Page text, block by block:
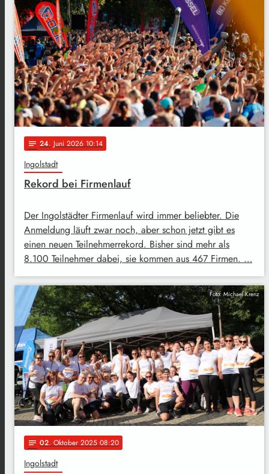
notes 24. Juni 2026 10:14
Ingolstadt
Rekord bei Firmenlauf
Der Ingolstädter Firmenlauf wird immer beliebter. Die
Anmeldung läuft zwar noch, aber schon jetzt gibt es
einen neuen Teilnehmerrekord. Bisher sind mehr als
8.100 Teilnehmer dabei, sie kommen aus 467 Firmen. …
Foto: Michael Krenz
notes 02. Oktober 2025 08:20
Ingolstadt